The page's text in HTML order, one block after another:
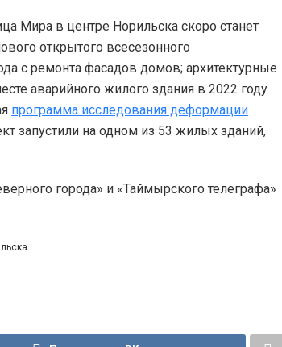
Мира в центре Норильска скоро станет
открытого всесезонного
с ремонта фасадов домов; архитектурные
аварийного жилого здания в 2022 году
программа исследования деформации
запустили на одном из 53 жилых зданий,
города» и «Таймырского телеграфа»